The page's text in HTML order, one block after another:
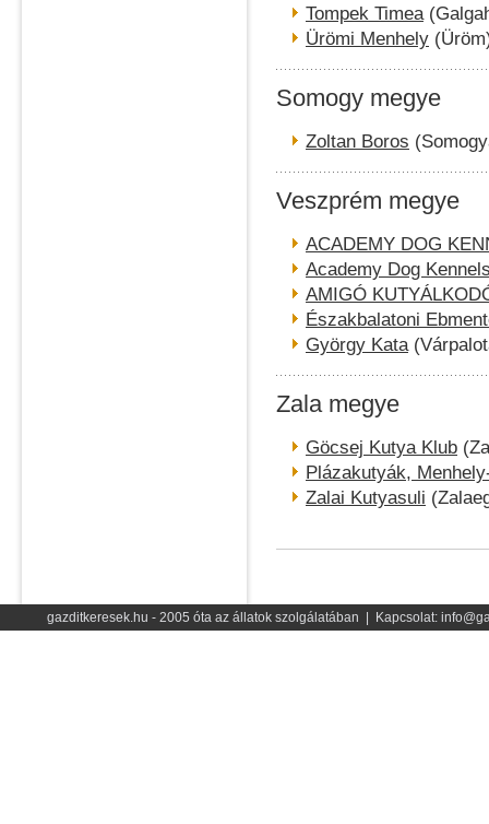
Tompek Timea
Ürömi Menhely
Somogy megye
Zoltan Boros
Veszprém megye
ACADEMY DOG
Academy Dog
AMIGÓ
Északbalatoni
György Kata
Zala megye
Göcsej Kutya Klub
Plázakutyák,
Zalai Kutyasuli
gazditkeresek.hu - 2005 óta az állatok szolgálatában | Kapcsolat: